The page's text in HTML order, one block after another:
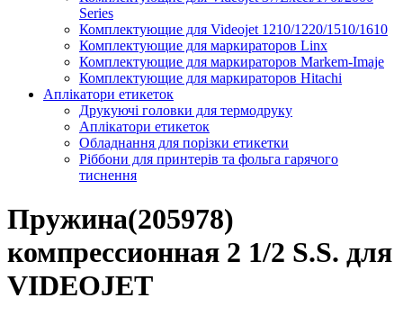
Series
Комплектующие для Videojet 1210/1220/1510/1610
Комплектующие для маркираторов Linx
Комплектующие для маркираторов Markem-Imaje
Комплектующие для маркираторов Hitachi
Аплікатори етикеток
Друкуючі головки для термодруку
Аплікатори етикеток
Обладнання для порізки етикетки
Ріббони для принтерів та фольга гарячого
тиснення
Пружина(205978)
компрессионная 2 1/2 S.S. для
VIDEOJET